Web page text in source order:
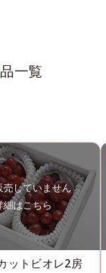
一覧
ットビオレ2房